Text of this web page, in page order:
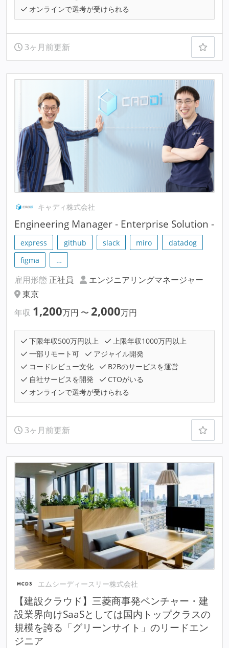
オンラインで選考が受けられる
3ヶ月前更新
キャディ株式会社
Engineering Manager - Enterprise Solution -
express github slack miro
datadog
figma
…
雇用形態 正社員
エンジニアリングマネージャー
東京
年収 1,200万円 〜 2,000万円
下限年収500万円以上
上限年収1000万円以上
一部リモート可
アジャイル開発
コードレビュー文化
B2Bのサービスを運営
自社サービスを開発
CTOがいる
オンラインで選考が受けられる
3ヶ月前更新
エムシーディースリー株式会社
【建設クラウド】三菱商事発ベンチャー・建
設業界向けSaaSとしては国内トップクラスの
規模を誇る「グリーンサイト」のリードエン
ジニア